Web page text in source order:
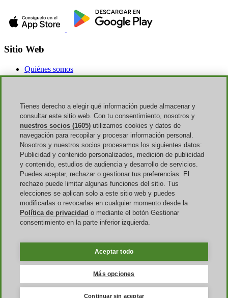
Sitio Web
Quiénes somos
Publicidad
FAQ
T&C
Aviso legal
Transparencia
Equipo Discoup
Noticias
Todas las tiendas
Todas las categorías
Guía de descuentos
Eventos
Vuelta Al Cole
Rebajas
Discoup ® operado por TIKATO ©2013-2026. Todos los derechos
reservados. NIF 03836750244 |Privacidad
Cookies
Tienes derecho a elegir qué información puede almacenar y
consultar este sitio web. Con tu consentimiento, nosotros y
nuestros socios (1605) utilizamos cookies y datos de
navegación para recopilar y procesar información personal.
Nosotros y nuestros socios procesamos los siguientes datos:
Publicidad y contenido personalizados, medición de publicidad
y contenido, estudios de audiencia y desarrollo de servicios.
Puedes aceptar, rechazar o gestionar tus preferencias. El
rechazo puede limitar algunas funciones del sitio. Tus
elecciones se aplican solo a este sitio web y puedes
modificarlas o revocarlas en cualquier momento desde la
Política de privacidad o mediante el botón Gestionar
consentimiento en la parte inferior izquierda.
Aceptar todo
Más opciones
Continuar sin aceptar